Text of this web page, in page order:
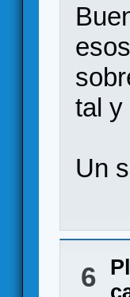
tal y
Un
6